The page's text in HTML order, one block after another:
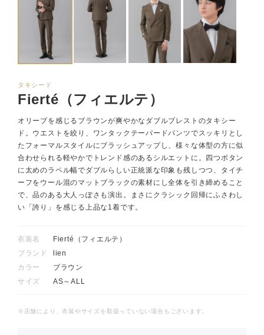
タキシード
Fierté（フィエルテ）
オリーブを感じるブラウンが爽やかなダブルブレストのタキシー
ド。ウエストを絞り、ワンタックテーパードパンツでスッキリとし
たフォーマルスタイルにブラッシュアップし、様々な体型の方に似
合わせられる軽やかでトレンド感のあるシルエットに。四つボタン
に太めのラペル幅でダブルらしい正統派な印象も残しつつ、タイチ
ーフをウール混のマットブラックの素材にし全体を引き締めること
で、品のある大人っぽさも演出。まさにクラシック回帰にふさわし
い「誇り」を感じる上品な1着です。
衣装名
Fierté（フィエルテ）
ブランド
lien
カラー
ブラウン
サイズ
AS～ALL
※店舗により、衣装やサイズを取扱っていない場合もございます。